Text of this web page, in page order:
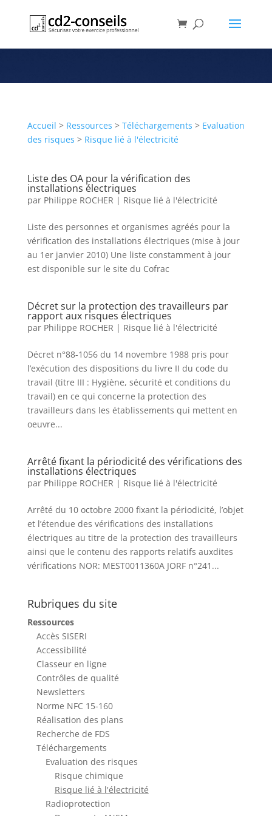
Risque lié à l’électricité
Accueil > Ressources > Téléchargements > Evaluation
des risques > Risque lié à l'électricité
Liste des OA pour la vérification des
installations électriques
par Philippe ROCHER | Risque lié à l'électricité
Liste des personnes et organismes agréés pour la
vérification des installations électriques (mise à jour
au 1er janvier 2010) Une liste constamment à jour
est disponible sur le site du Cofrac
Décret sur la protection des travailleurs par
rapport aux risques électriques
par Philippe ROCHER | Risque lié à l'électricité
Décret n°88-1056 du 14 novembre 1988 pris pour
l’exécution des dispositions du livre II du code du
travail (titre III : Hygiène, sécurité et conditions du
travail) en ce qui concerne la protection des
travailleurs dans les établissements qui mettent en
oeuvre...
Arrêté fixant la périodicité des vérifications des
installations électriques
par Philippe ROCHER | Risque lié à l'électricité
Arrêté du 10 octobre 2000 fixant la périodicité, l’objet
et l’étendue des vérifications des installations
électriques au titre de la protection des travailleurs
ainsi que le contenu des rapports relatifs auxdites
vérifications NOR: MEST0011360A JORF n°241...
Rubriques du site
Ressources
Accès SISERI
Accessibilité
Classeur en ligne
Contrôles de qualité
Newsletters
Norme NFC 15-160
Réalisation des plans
Recherche de FDS
Téléchargements
Evaluation des risques
Risque chimique
Risque lié à l'électricité
Radioprotection